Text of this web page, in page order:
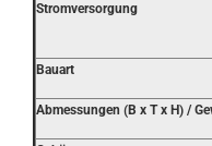
Stromversorgung
Bauart
Abmessungen (B x T x H) /